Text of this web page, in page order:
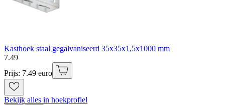
Kasthoek staal gegalvaniseerd 35x35x1,5x1000 mm
7.49
Prijs: 7.49 euro
Bekijk alles in hoekprofiel